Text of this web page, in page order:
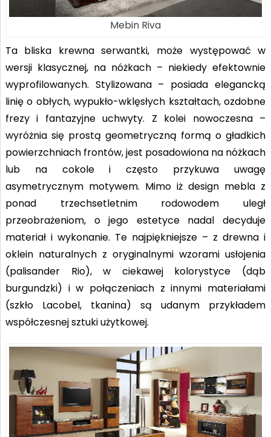
Mebin Riva
Ta bliska krewna serwantki, może występować w
wersji klasycznej, na nóżkach – niekiedy efektownie
wyprofilowanych. Stylizowana – posiada elegancką
linię o obłych, wypukło-wklęsłych kształtach, ozdobne
frezy i fantazyjne uchwyty. Z kolei nowoczesna –
wyróżnia się prostą geometryczną formą o gładkich
powierzchniach frontów, jest posadowiona na nóżkach
lub na cokole i często przykuwa uwagę
asymetrycznym motywem. Mimo iż design mebla z
ponad trzechsetletnim rodowodem uległ
przeobrażeniom, o jego estetyce nadal decyduje
materiał i wykonanie. Te najpiękniejsze – z drewna i
oklein naturalnych z oryginalnymi wzorami usłojenia
(palisander Rio), w ciekawej kolorystyce (dąb
burgundzki) i w połączeniach z innymi materiałami
(szkło Lacobel, tkanina) są udanym przykładem
współczesnej sztuki użytkowej.